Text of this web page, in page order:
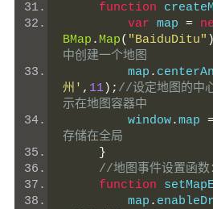
function
var map =
BMap . Map( "BaiduDitu"
中创建一个地图
         map
.
州' , 11); //设定地图的中
示在地图容器中
         window
.map
存储在全局
}
//地图事件设置函数
function
         map
.